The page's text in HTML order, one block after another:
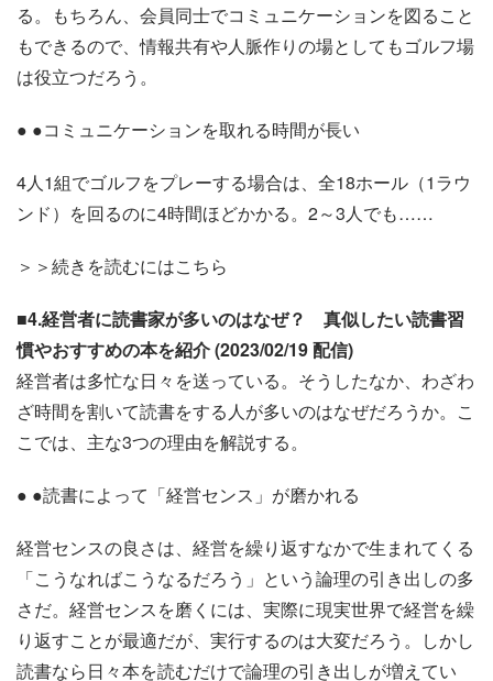
る。もちろん、会員同士でコミュニケーションを図ること
もできるので、情報共有や人脈作りの場としてもゴルフ場
は役立つだろう。
● ●コミュニケーションを取れる時間が長い
4人1組でゴルフをプレーする場合は、全18ホール（1ラウ
ンド）を回るのに4時間ほどかかる。2～3人でも……
＞＞続きを読むにはこちら
■4.経営者に読書家が多いのはなぜ？ 真似したい読書習
慣やおすすめの本を紹介 (2023/02/19 配信)
経営者は多忙な日々を送っている。そうしたなか、わざわ
ざ時間を割いて読書をする人が多いのはなぜだろうか。こ
こでは、主な3つの理由を解説する。
● ●読書によって「経営センス」が磨かれる
経営センスの良さは、経営を繰り返すなかで生まれてくる
「こうなればこうなるだろう」という論理の引き出しの多
さだ。経営センスを磨くには、実際に現実世界で経営を繰
り返すことが最適だが、実行するのは大変だろう。しかし
読書なら日々本を読むだけで論理の引き出しが増えてい